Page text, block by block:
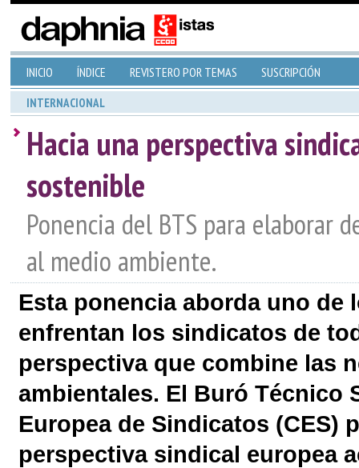
INICIO ÍNDICE REVISTERO POR TEMAS SUSCRIPCIÓN
INTERNACIONAL
Hacia una perspectiva
sostenible
Ponencia del BTS para elaborar
al medio ambiente.
Esta ponencia aborda uno de
enfrentan los sindicatos de
perspectiva que combine las
ambientales. El Buró Técnico
Europea de Sindicatos (CES)
perspectiva sindical europea